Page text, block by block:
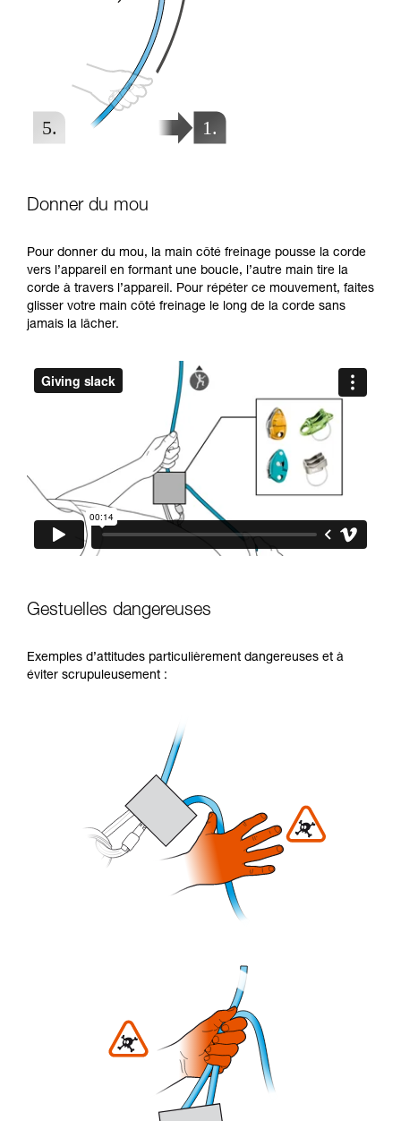
Donner du mou
Pour donner du mou, la main côté freinage pousse la corde
vers l’appareil en formant une boucle, l’autre main tire la
corde à travers l’appareil. Pour répéter ce mouvement, faites
glisser votre main côté freinage le long de la corde sans
jamais la lâcher.
Gestuelles dangereuses
Exemples d’attitudes particulièrement dangereuses et à
éviter scrupuleusement :